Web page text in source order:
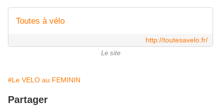
Toutes à vélo
http://toutesavelo.fr/
Le site
#Le VELO au FEMININ
Partager